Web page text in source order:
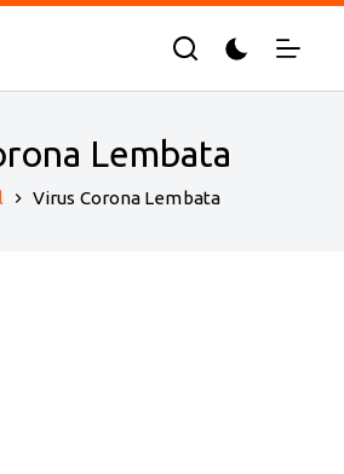
Lembata
Virus Corona Lembata